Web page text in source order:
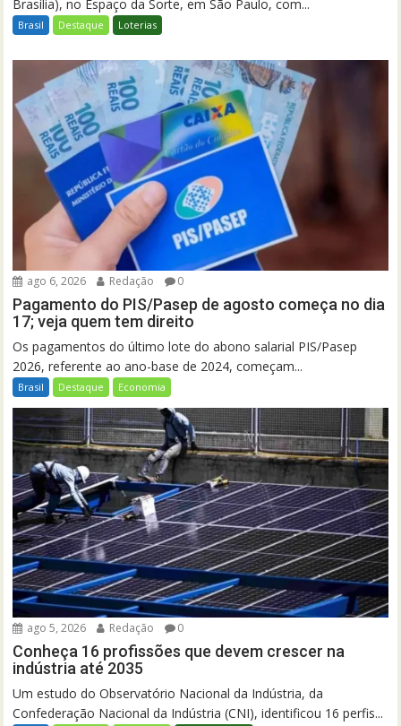
Brasília), no Espaço da Sorte, em São Paulo, com...
Brasil Destaque Loterias
ago 6, 2026 Redação 0
Pagamento do PIS/Pasep de agosto começa no dia
17; veja quem tem direito
Os pagamentos do último lote do abono salarial PIS/Pasep
2026, referente ao ano-base de 2024, começam...
Brasil Destaque Economia
ago 5, 2026 Redação 0
Conheça 16 profissões que devem crescer na
indústria até 2035
Um estudo do Observatório Nacional da Indústria, da
Confederação Nacional da Indústria (CNI), identificou 16 perfis...